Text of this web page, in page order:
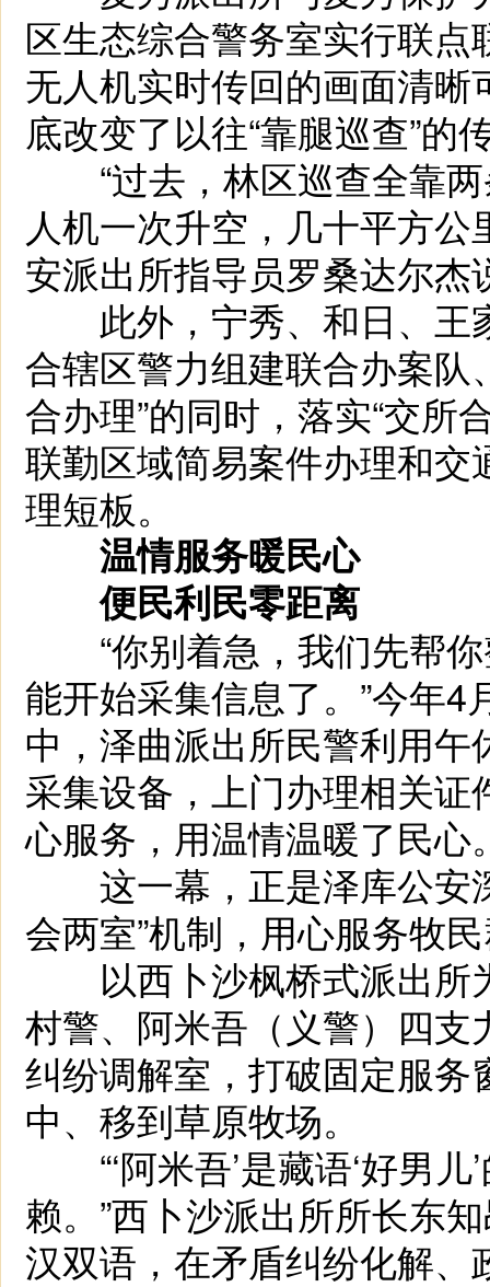
区生态综合警务室实行联
无人机实时传回的画面清
底改变了以往“靠腿巡查”的
“过去，林区巡查全靠两
人机一次升空，几十平方
安派出所指导员罗桑达尔杰
此外，宁秀、和日、王
合辖区警力组建联合办案队
合办理”的同时，落实“交所
联勤区域简易案件办理和
理短板。
温情服务暖民心
便民利民零距离
“你别着急，我们先帮你
能开始采集信息了。”今年
中，泽曲派出所民警利用
采集设备，上门办理相关
心服务，用温情温暖了民心
这一幕，正是泽库公安
会两室”机制，用心服务牧
以西卜沙枫桥式派出所
村警、阿米吾（义警）四支
纠纷调解室，打破固定服
中、移到草原牧场。
“‘阿米吾’是藏语‘好男儿
赖。”西卜沙派出所所长东
汉双语，在矛盾纠纷化解